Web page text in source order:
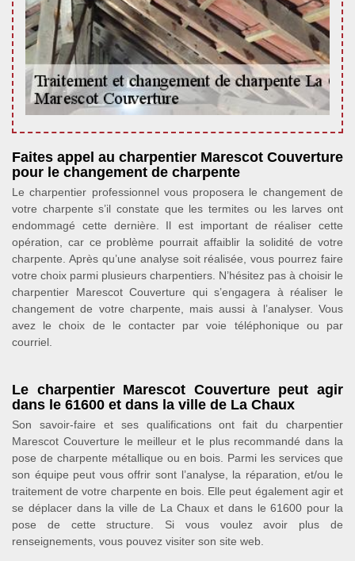
Faites appel au charpentier Marescot Couverture
pour le changement de charpente
Le charpentier professionnel vous proposera le changement de
votre charpente s’il constate que les termites ou les larves ont
endommagé cette dernière. Il est important de réaliser cette
opération, car ce problème pourrait affaiblir la solidité de votre
charpente. Après qu’une analyse soit réalisée, vous pourrez faire
votre choix parmi plusieurs charpentiers. N’hésitez pas à choisir le
charpentier Marescot Couverture qui s’engagera à réaliser le
changement de votre charpente, mais aussi à l’analyser. Vous
avez le choix de le contacter par voie téléphonique ou par
courriel.
Le charpentier Marescot Couverture peut agir
dans le 61600 et dans la ville de La Chaux
Son savoir-faire et ses qualifications ont fait du charpentier
Marescot Couverture le meilleur et le plus recommandé dans la
pose de charpente métallique ou en bois. Parmi les services que
son équipe peut vous offrir sont l’analyse, la réparation, et/ou le
traitement de votre charpente en bois. Elle peut également agir et
se déplacer dans la ville de La Chaux et dans le 61600 pour la
pose de cette structure. Si vous voulez avoir plus de
renseignements, vous pouvez visiter son site web.